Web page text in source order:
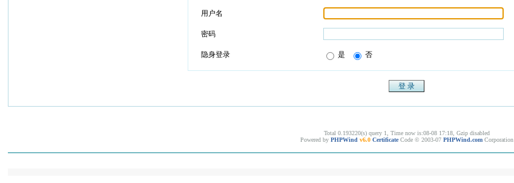
用户名
密码
隐身登录 是 否
Total 0.193220(s) query 1, Time now is:08-08 17:18, Gzip disabled
Powered by PHPWind v6.0 Certificate Code © 2003-07 PHPWind.com Corporation